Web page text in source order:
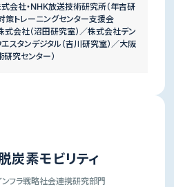
会社・NHK放送技術研究所（年吉研
策トレーニングセンター支援会
式会社（沼田研究室）／株式会社デン
スタンデジタル（吉川研究室）／大阪
究センター）
炭素モビリティ
ンフラ戦略社会連携研究部門